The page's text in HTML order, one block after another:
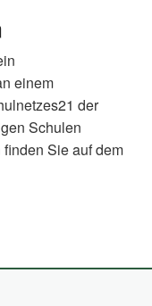
einem
der
Schulen
Sie auf dem